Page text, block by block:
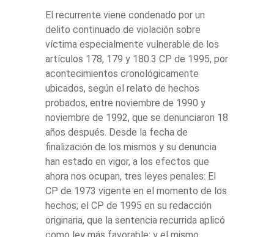
El recurrente viene condenado por un
delito continuado de violación sobre
víctima especialmente vulnerable de los
artículos 178, 179 y 180.3 CP de 1995, por
acontecimientos cronológicamente
ubicados, según el relato de hechos
probados, entre noviembre de 1990 y
noviembre de 1992, que se denunciaron 18
años después. Desde la fecha de
finalización de los mismos y su denuncia
han estado en vigor, a los efectos que
ahora nos ocupan, tres leyes penales: El
CP de 1973 vigente en el momento de los
hechos; el CP de 1995 en su redacción
originaria, que la sentencia recurrida aplicó